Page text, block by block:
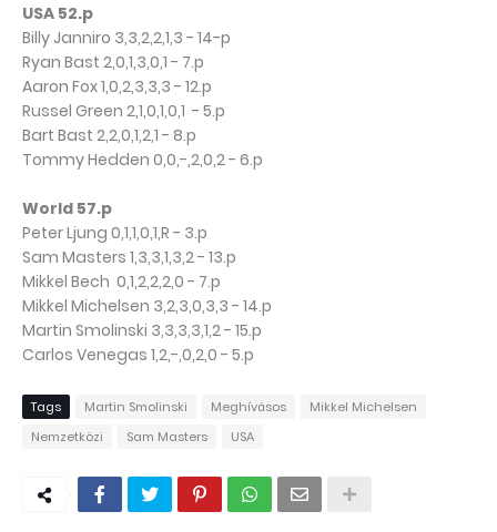
USA 52.p
Billy Janniro 3,3,2,2,1,3 - 14-p
Ryan Bast 2,0,1,3,0,1 - 7.p
Aaron Fox 1,0,2,3,3,3 - 12.p
Russel Green 2,1,0,1,0,1 - 5.p
Bart Bast 2,2,0,1,2,1 - 8.p
Tommy Hedden 0,0,-,2,0,2 - 6.p
World 57.p
Peter Ljung 0,1,1,0,1,R - 3.p
Sam Masters 1,3,3,1,3,2 - 13.p
Mikkel Bech 0,1,2,2,2,0 - 7.p
Mikkel Michelsen 3,2,3,0,3,3 - 14.p
Martin Smolinski 3,3,3,3,1,2 - 15.p
Carlos Venegas 1,2,-,0,2,0 - 5.p
Tags Martin Smolinski Meghívásos
Mikkel Michelsen
Nemzetközi
Sam Masters USA